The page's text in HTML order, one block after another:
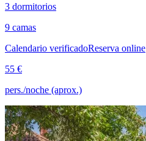
3 dormitorios
9 camas
Calendario verificadoReserva online
55 €
pers./noche (aprox.)